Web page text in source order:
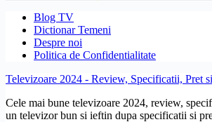
Blog TV
Dictionar Temeni
Despre noi
Politica de Confidentialitate
Televizoare 2024 - Review, Specificatii, Pret
Cele mai bune televizoare 2024, review,
un televizor bun si ieftin dupa specificatii si